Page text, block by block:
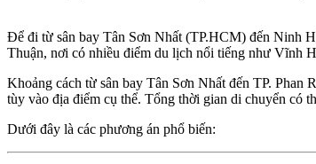
Để đi từ sân bay Tân Sơn Nhất (TP.HCM) đến Ninh
Thuận, nơi có nhiều điểm du lịch nổi tiếng như Vĩnh
Khoảng cách từ sân bay Tân Sơn Nhất đến TP. Phan
tùy vào địa điểm cụ thể. Tổng thời gian di chuyển có
Dưới đây là các phương án phổ biến: